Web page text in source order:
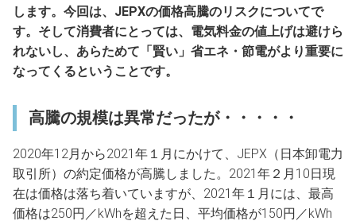
します。今回は、JEPXの価格高騰のリスクについてで
す。そして消費者にとっては、電気料金の値上げは避けら
れないし、あらためて「賢い」省エネ・節電がより重要に
なってくるということです。
高騰の規模は異常だったが・・・・・
2020年12月から2021年１月にかけて、JEPX（日本卸電力
取引所）の約定価格が高騰しました。2021年２月10日現
在は価格は落ち着いていますが、2021年１月には、最高
価格は250円／kWhを超えた日、平均価格が150円／kWh